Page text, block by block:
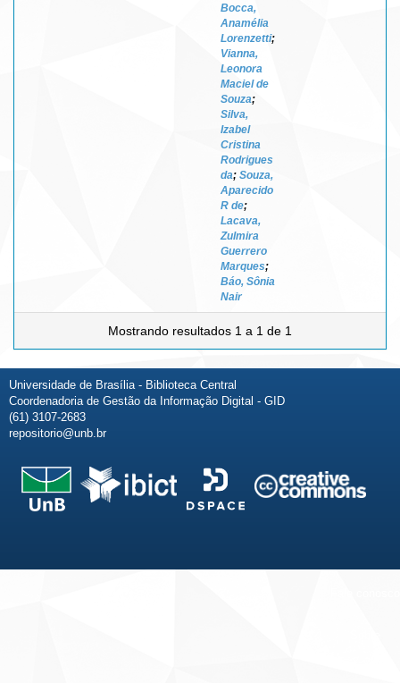
Bocca,
Anamélia
Lorenzetti;
Vianna,
Leonora
Maciel de
Souza;
Silva,
Izabel
Cristina
Rodrigues
da; Souza,
Aparecido
R de;
Lacava,
Zulmira
Guerrero
Marques;
Báo, Sônia
Nair
Mostrando resultados 1 a 1 de 1
Universidade de Brasília - Biblioteca Central
Coordenadoria de Gestão da Informação Digital - GID
(61) 3107-2683
repositorio@unb.br